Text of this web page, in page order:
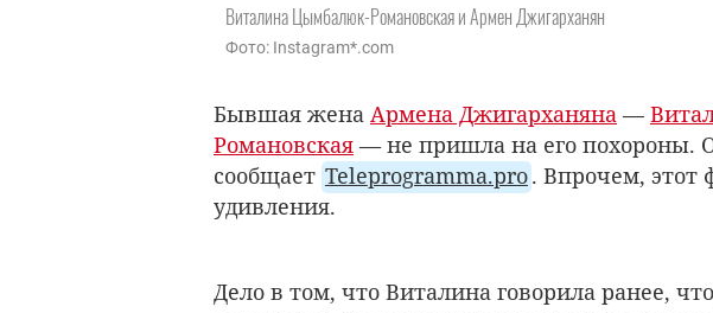
Виталина Цымбалюк-Романовская и Армен Джигарханян
Фото: Instagram*.com
Бывшая жена Армена Джигарханяна —
Романовская — не пришла на его похороны.
сообщает Teleprogramma.pro. Впрочем, этот
удивления.
Дело в том, что Виталина говорила ранее,